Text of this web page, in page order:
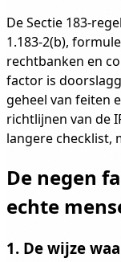
De Sectie 183-
1.183-2(b),
rechtbanken en
factor is
geheel van feiten
richtlijnen van de
langere checklist,
De negen
echte
1. De wijze